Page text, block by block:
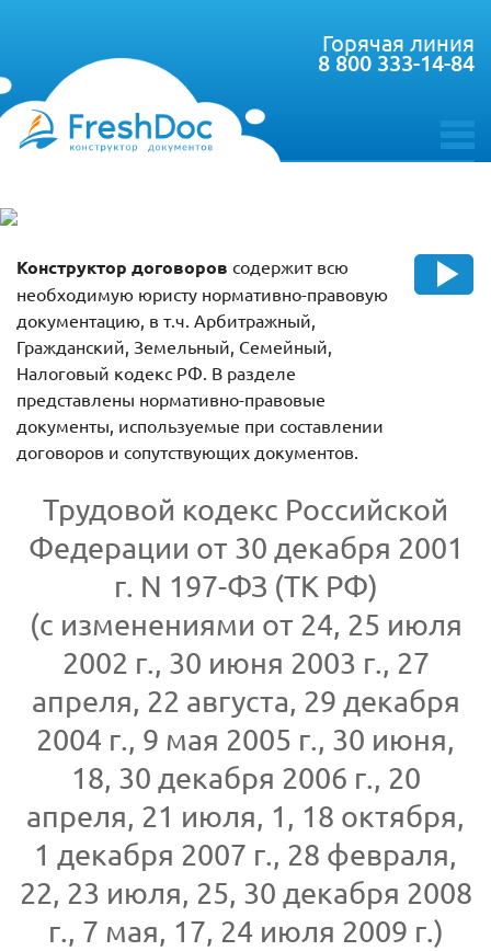
toggle
Горячая линия
8 800 333-14-84
Конструктор договоров содержит всю
необходимую юристу нормативно-правовую
документацию, в т.ч. Арбитражный,
Гражданский, Земельный, Семейный,
Налоговый кодекс РФ. В разделе
представлены нормативно-правовые
документы, используемые при составлении
договоров и сопутствующих документов.
Трудовой кодекс Российской
Федерации от 30 декабря 2001
г. N 197-ФЗ (ТК РФ)
(с изменениями от 24, 25 июля
2002 г., 30 июня 2003 г., 27
апреля, 22 августа, 29 декабря
2004 г., 9 мая 2005 г., 30 июня,
18, 30 декабря 2006 г., 20
апреля, 21 июля, 1, 18 октября,
1 декабря 2007 г., 28 февраля,
22, 23 июля, 25, 30 декабря 2008
г., 7 мая, 17, 24 июля 2009 г.)